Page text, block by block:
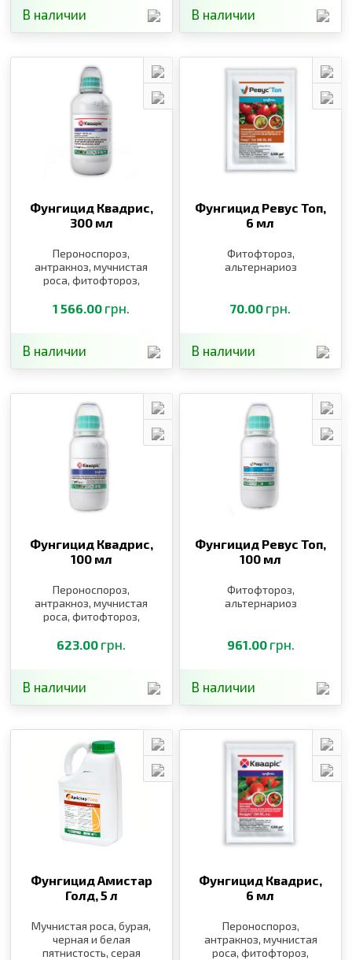
В наличии В наличии
Фунгицид Квадрис,
300 мл
Пероноспороз,
антракноз, мучнистая
роса, фитофтороз,
бурая пятнистость,
гнили, милдью, оидиум
1 566.00 грн.
В наличии
Фунгицид Ревус Топ,
6 мл
Фитофтороз,
альтернариоз
70.00 грн.
В наличии
Фунгицид Квадрис,
100 мл
Пероноспороз,
антракноз, мучнистая
роса, фитофтороз,
бурая пятнистость,
гнили, милдью, оидиум
623.00 грн.
В наличии
Фунгицид Ревус Топ,
100 мл
Фитофтороз,
альтернариоз
961.00 грн.
В наличии
Фунгицид Амистар
Голд,5 л
Мучнистая роса, бурая,
черная и белая
пятнистость, серая
Фунгицид Квадрис,
6 мл
Пероноспороз,
антракноз, мучнистая
роса, фитофтороз,